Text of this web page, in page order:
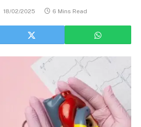
18/02/2025 6 Mins Read